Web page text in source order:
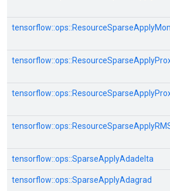
tensorflow::ops::SparseApplyAdadelta
tensorflow::ops::SparseApplyAdagrad